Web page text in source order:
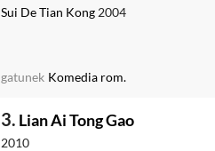
Sui De Tian Kong 2004
gatunek Komedia rom.
3. Lian Ai Tong Gao
2010